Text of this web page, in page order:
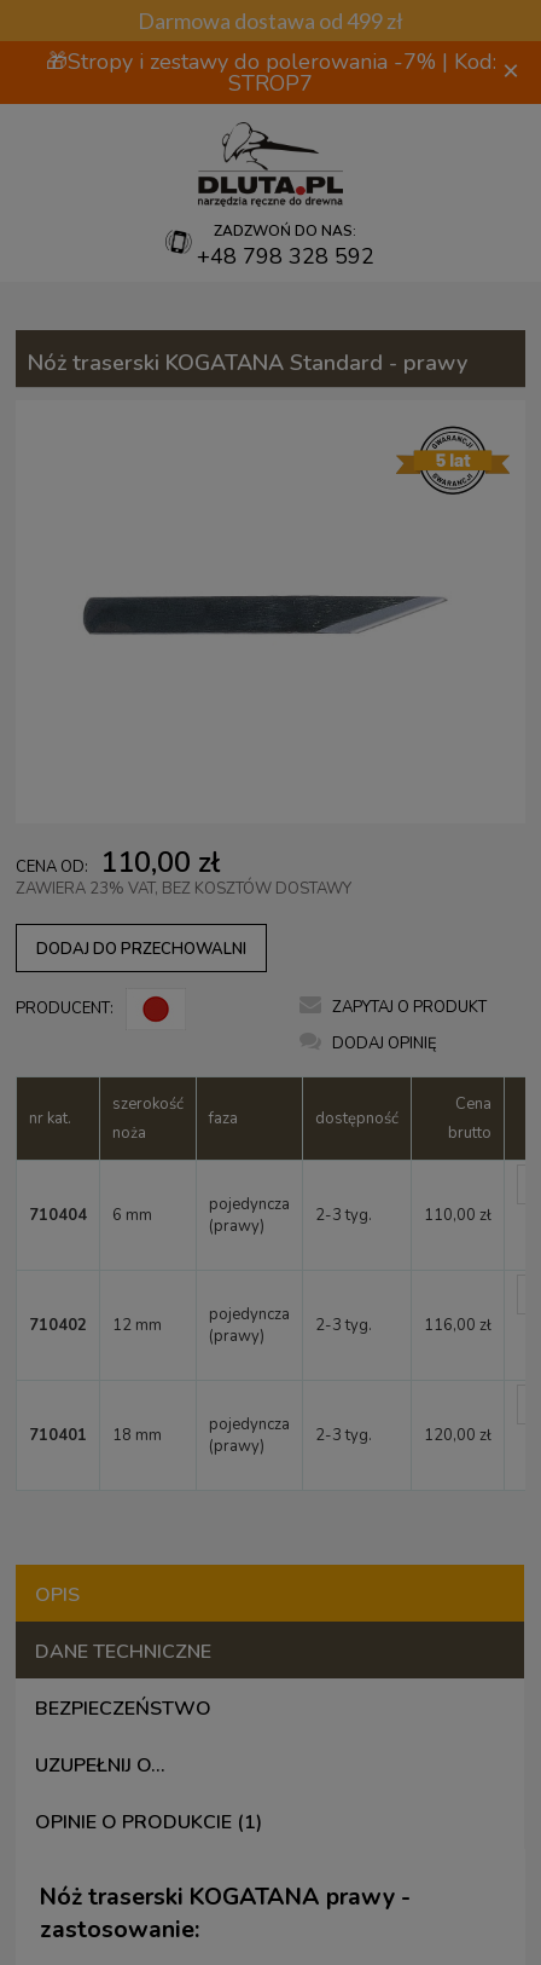
Darmowa dostawa od 499 zł
🎁Stropy i zestawy do polerowania -7% | Kod:
STROP7 ×
ZADZWOŃ DO NAS:
+48 798 328 592
Nóż traserski KOGATANA Standard - prawy
CENA OD: 110,00 zł
ZAWIERA 23% VAT, BEZ KOSZTÓW DOSTAWY
DODAJ DO PRZECHOWALNI
PRODUCENT:
ZAPYTAJ O PRODUKT
DODAJ OPINIĘ
nr kat.
szerokość
noża
faza dostępność
Cena
brutto
710404 6 mm
pojedyncza
(prawy)
2-3 tyg. 110,00 zł
710402 12 mm
pojedyncza
(prawy)
2-3 tyg. 116,00 zł
710401 18 mm
pojedyncza
(prawy)
2-3 tyg. 120,00 zł
OPIS
DANE TECHNICZNE
BEZPIECZEŃSTWO
UZUPEŁNIJ O...
OPINIE O PRODUKCIE (1)
Nóż traserski KOGATANA prawy -
zastosowanie: